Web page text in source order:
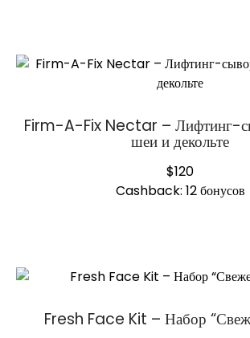
Firm-A-Fix Nectar – Лифтинг-
шеи и декольте
$120
Cashback: 12 бонусов
Fresh Face Kit – Набор